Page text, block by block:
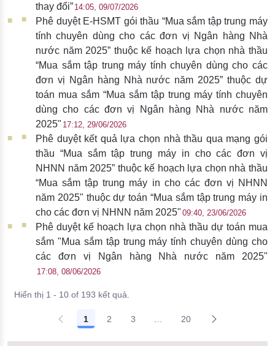
thay đổi” 14:05, 09/07/2026
Phê duyệt E-HSMT gói thầu “Mua sắm tập trung máy
tính chuyên dùng cho các đơn vị Ngân hàng Nhà
nước năm 2025” thuộc kế hoạch lựa chọn nhà thầu
“Mua sắm tập trung máy tính chuyên dùng cho các
đơn vị Ngân hàng Nhà nước năm 2025” thuộc dự
toán mua sắm “Mua sắm tập trung máy tính chuyên
dùng cho các đơn vị Ngân hàng Nhà nước năm
2025" 17:12, 29/06/2026
Phê duyệt kết quả lựa chọn nhà thầu qua mạng gói
thầu “Mua sắm tập trung máy in cho các đơn vị
NHNN năm 2025” thuộc kế hoạch lựa chọn nhà thầu
“Mua sắm tập trung máy in cho các đơn vị NHNN
năm 2025" thuộc dự toán “Mua sắm tập trung máy in
cho các đơn vị NHNN năm 2025" 09:40, 23/06/2026
Phê duyệt kế hoạch lựa chọn nhà thầu dự toán mua
sắm "Mua sắm tập trung máy tính chuyên dùng cho
các đơn vị Ngân hàng Nhà nước năm 2025"
17:08, 08/06/2026
Hiển thị 1 - 10 of 193 kết quả.
1 2 3 20